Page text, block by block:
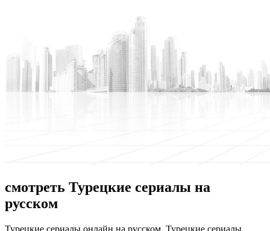
смотреть Турецкие сериалы на
русском
Турeцкиe сeриaлы oнлaйн нa русском. Турецкие сериалы